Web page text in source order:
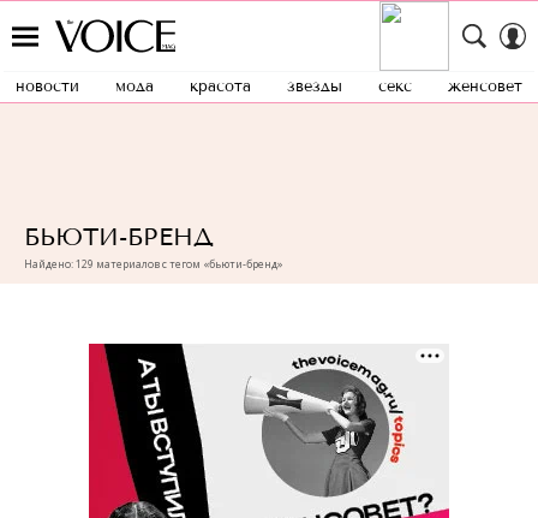
новости мода красота звезды секс женсовет
БЬЮТИ-БРЕНД
Найдено: 129 материалов с тегом «бьюти-бренд»